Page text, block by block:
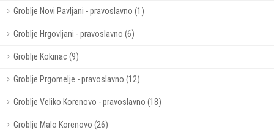
Groblje Novi Pavljani - pravoslavno (1)
Groblje Hrgovljani - pravoslavno (6)
Groblje Kokinac (9)
Groblje Prgomelje - pravoslavno (12)
Groblje Veliko Korenovo - pravoslavno (18)
Groblje Malo Korenovo (26)